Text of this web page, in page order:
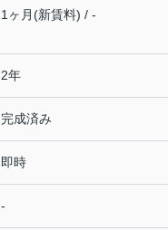
1ヶ月(新賃料) / -
2年
完成済み
即時
-